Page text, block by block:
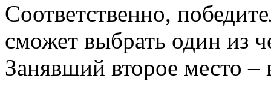
Соответственно,
сможет выбрать один из
Занявший второе место –